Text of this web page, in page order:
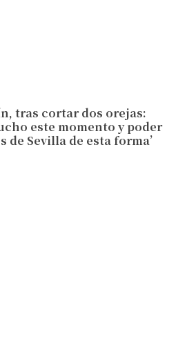
tras cortar dos orejas:
este momento y poder
de Sevilla de esta forma’